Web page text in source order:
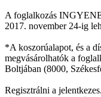
A foglalkozás
2017. november 24-ig
*A koszorúalapot, és a
megvásárolhatók a
Boltjában (8000,
Regisztrálni a